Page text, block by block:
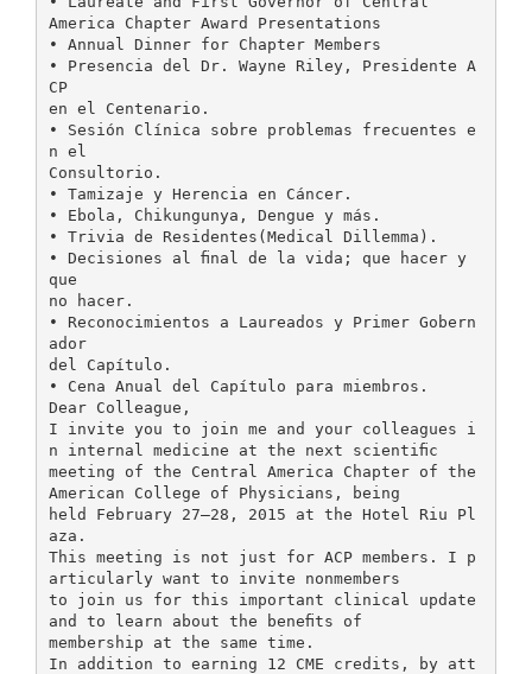
America Chapter Award Presentations
• Annual Dinner for Chapter Members
• Presencia del Dr. Wayne Riley, Presidente A
CP
en el Centenario.
• Sesión Clínica sobre problemas frecuentes e
n el
Consultorio.
• Tamizaje y Herencia en Cáncer.
• Ebola, Chikungunya, Dengue y más.
• Trivia de Residentes(Medical Dillemma).
• Decisiones al ﬁnal de la vida; que hacer y
que
no hacer.
• Reconocimientos a Laureados y Primer Gobern
ador
del Capítulo.
• Cena Anual del Capítulo para miembros.
Dear Colleague,
I invite you to join me and your colleagues i
n internal medicine at the next scientiﬁc
meeting of the Central America Chapter of the
American College of Physicians, being
held February 27–28, 2015 at the Hotel Riu Pl
aza.
This meeting is not just for ACP members. I p
articularly want to invite nonmembers
to join us for this important clinical update
and to learn about the beneﬁts of
membership at the same time.
In addition to earning 12 CME credits, by att